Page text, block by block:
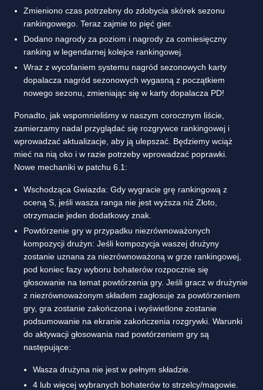
Zmieniono czas potrzebny do zdobycia skórek sezonu
rankingowego. Teraz zajmie to pięć gier.
Dodano nagrody za poziom i nagrody za comiesięczny
ranking w legendarnej kolejce rankingowej.
Wraz z wycofaniem systemu nagród sezonowych karty
dopalacza nagród sezonowych wygasną z początkiem
nowego sezonu, zmieniając się w karty dopalacza PD!
Ponadto, jak wspomnieliśmy w naszym corocznym liście,
zamierzamy nadal przyglądać się rozgrywce rankingowej i
wprowadzać aktualizacje, aby ją ulepszać. Będziemy wciąż
mieć na nią oko i w razie potrzeby wprowadzać poprawki.
Nowe mechaniki w patchu 6.1:
Wschodząca Gwiazda: Gdy wygracie grę rankingową z
oceną S, jeśli wasza ranga nie jest wyższa niż Złoto,
otrzymacie jeden dodatkowy znak.
Powtórzenie gry w przypadku niezrównoważonych
kompozycji drużyn: Jeśli kompozycja waszej drużyny
zostanie uznana za niezrównoważoną w grze rankingowej,
pod koniec fazy wyboru bohaterów rozpocznie się
głosowanie na temat powtórzenia gry. Jeśli gracz w drużynie
z niezrównoważonym składem zagłosuje za powtórzeniem
gry, gra zostanie zakończona i wyświetlone zostanie
podsumowanie na ekranie zakończenia rozgrywki. Warunki
do aktywacji głosowania nad powtórzeniem gry są
następujące:
Wasza drużyna nie jest w pełnym składzie.
4 lub więcej wybranych bohaterów to strzelcy/magowie.